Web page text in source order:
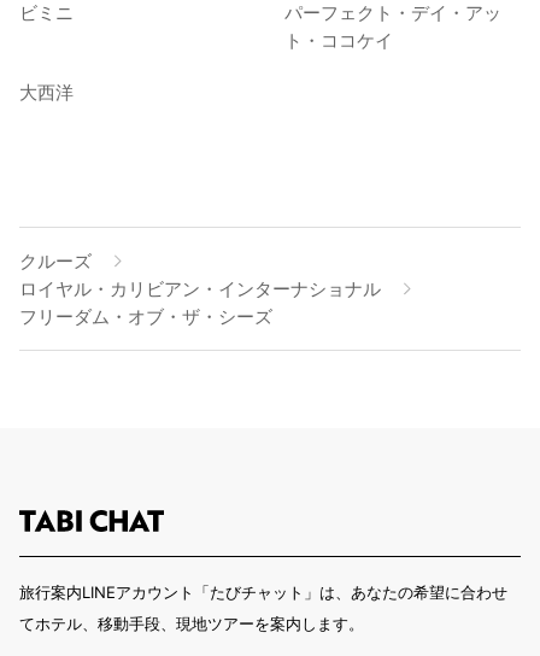
ビミニ
パーフェクト・デイ・アッ
ト・ココケイ
大西洋
クルーズ
ロイヤル・カリビアン・インターナショナル
フリーダム・オブ・ザ・シーズ
旅行案内LINEアカウント「たびチャット」は、あなたの希望に合わせ
てホテル、移動手段、現地ツアーを案内します。